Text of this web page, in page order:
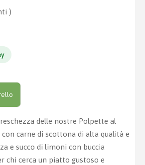
)
delle nostre Polpette al
carne di scottona di alta qualità e
e succo di limoni con buccia
chi cerca un piatto gustoso e